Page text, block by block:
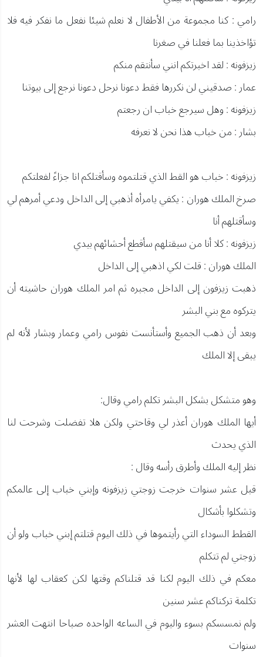
رامي : كنا مجموعة من الأطفال لا نعلم شيئا نفعل ما نفكر فيه فلا
تؤاخذينا بما فعلنا في صغرنا
زيزفونه : لقد اخبرتكم انني سأنتقم منكم
عمار : صدقيني لن نكررها فقط دعونا نرحل دعونا نرجع إلى بيوتنا
زيزفونه : وهل سيرجع خباب ان رجعتم
بشار : من خباب هذا نحن لا نعرفه
زيزفونه : خباب هو القط الذي قتلتموه وسأقتلكم انا جزاءً لفعلتكم
صرخ الملك هوران : يكفي يامرأه أذهبي إلى الداخل ودعي أمرهم لي
وسأقتلهم أنا
زيزفونه : كلا أنا من سيقتلهم سأقطع أحشائهم بيدي
الملك هوران : قلت لكي اذهبي إلى الداخل
ذهبت زيزفون إلى الداخل مجبره ثم امر الملك هوران حاشيته أن
يتركوه مع بني البشر
وبعد أن ذهب الجميع وأستأنست نفوس رامي وعمار وبشار لأنه لم
يبقى إلا الملك
وهو متشكل بشكل البشر تكلم رامي وقال:
أيها الملك هوران أعذر لي وقاحتي ولكن هلا تفضلت وشرحت لنا
الذي يحدث
نظر إليه الملك وأطرق رأسه وقال :
قبل عشر سنوات خرجت زوجتي زيزفونه وإبني خباب إلى عالمكم
وتشكلوا بأشكال
القطط السوداء التي رأيتموها في ذلك اليوم قتلتم إبني خباب ولو أن
زوجتي لم تتكلم
معكم في ذلك اليوم لكنا قد قتلناكم وقتها لكن كعقاب لها لأنها
تكلمة تركناكم عشر سنين
ولم نمسسكم بسوء واليوم في الساعه الواحده صباحا انتهت العشر
سنوات